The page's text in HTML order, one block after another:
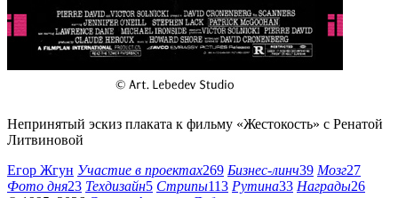
Непринятый эскиз плаката к фильму «Жестокость» с Ренатой
Литвиновой
Егор Жгун Участие в проектах269 Бизнес-линч39 Мозг27
Фото дня23 Техдизайн5 Стрипы113 Рутина33 Награды26